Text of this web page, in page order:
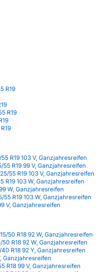
R19
R19
R19 103 V, Ganzjahresreifen
R19 99 V, Ganzjahresreifen
55 R19 103 V, Ganzjahresreifen
R19 103 W, Ganzjahresreifen
W, Ganzjahresreifen
R19 103 W, Ganzjahresreifen
V, Ganzjahresreifen
50 R18 92 W, Ganzjahresreifen
R18 92 W, Ganzjahresreifen
R18 92 Y, Ganzjahresreifen
Ganzjahresreifen
R18 99 V, Ganzjahresreifen